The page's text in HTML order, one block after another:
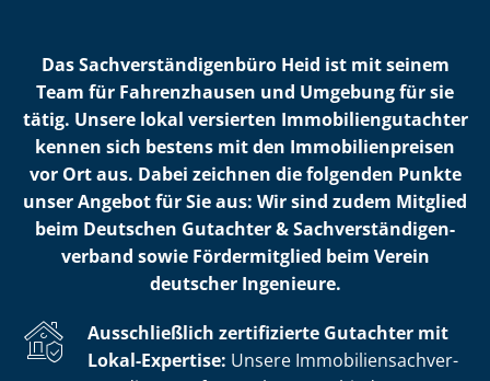
Das Sach­ver­stän­di­gen­bü­ro Heid ist mit seinem
Team für Fahrenzhausen und Umgebung für sie
tätig. Unsere lokal versierten Im­mo­bi­li­en­gut­ach­ter
kennen sich bestens mit den Im­mo­bi­li­en­prei­sen
vor Ort aus. Dabei zeichnen die folgenden Punkte
unser Angebot für Sie aus: Wir sind zudem Mitglied
beim Deutschen Gutachter & Sach­ver­stän­di­gen­
ver­band sowie Fördermitglied beim Verein
deutscher Ingenieure.
Ausschließlich zertifizierte Gutachter mit
Lokal-Expertise: Unsere Im­mo­bi­li­en­sach­ver­